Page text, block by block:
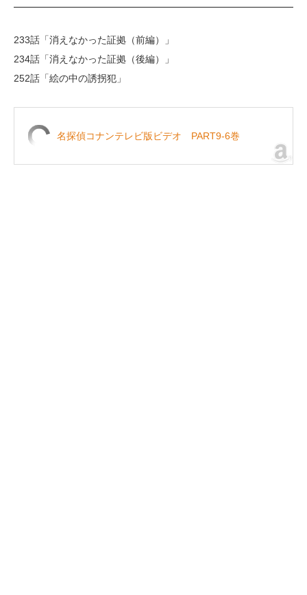
233話「消えなかった証拠（前編）」
234話「消えなかった証拠（後編）」
252話「絵の中の誘拐犯」
名探偵コナンテレビ版ビデオ PART9-6巻